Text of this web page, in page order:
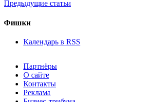
Предыдущие статьи
Фишки
Календарь в RSS
Партнёры
О сайте
Контакты
Реклама